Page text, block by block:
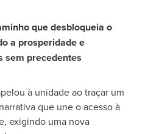
que desbloqueia o
a prosperidade e
sem precedentes
à unidade ao traçar um
que une o acesso à
exigindo uma nova